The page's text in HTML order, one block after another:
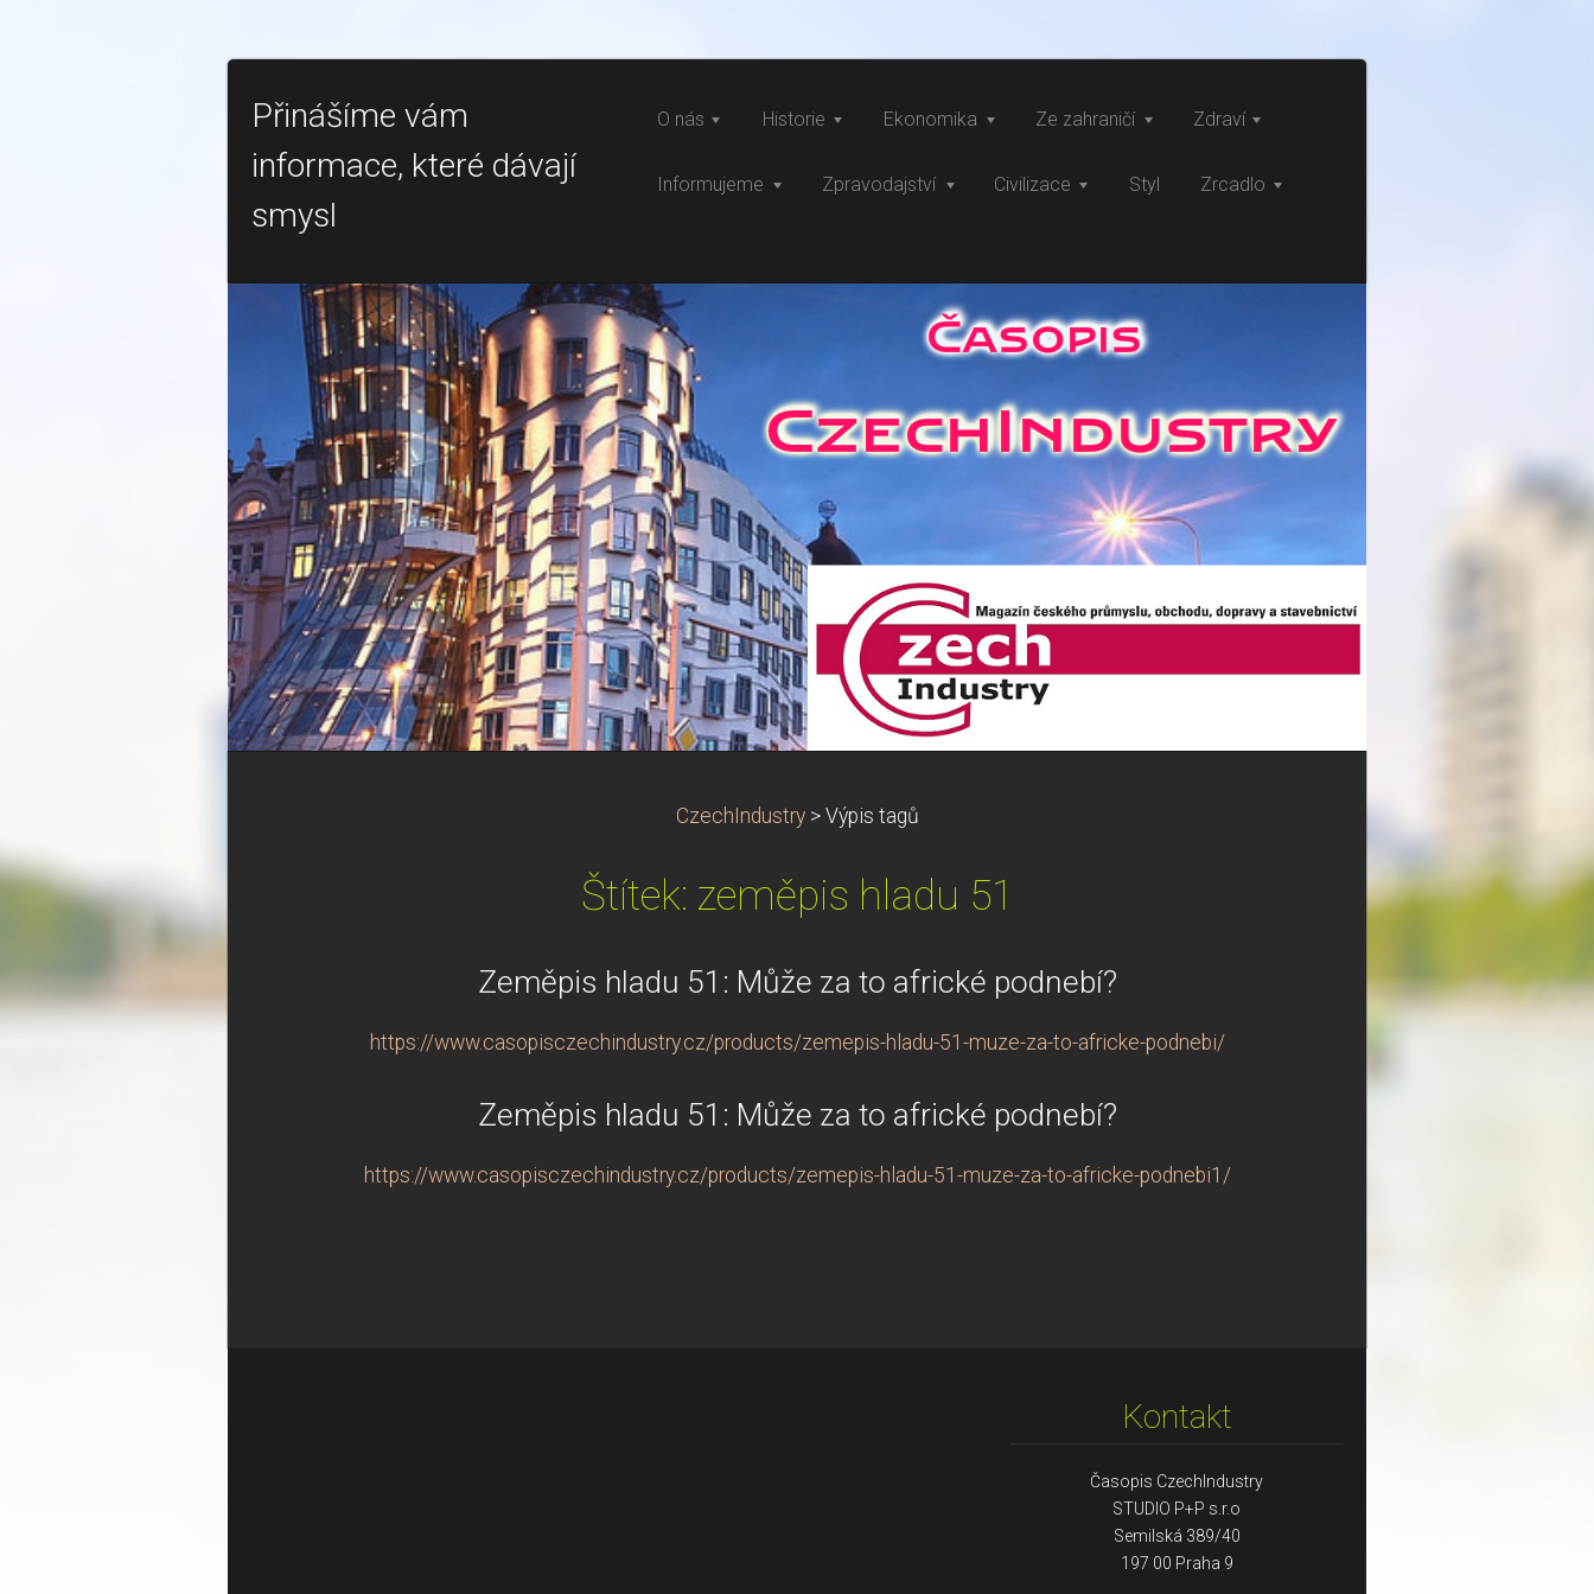
Přinášíme vám
informace, které dávají
smysl
O nás Historie Ekonomika Ze zahraničí Zdraví
Informujeme Zpravodajství Civilizace Styl Zrcadlo
CzechIndustry > Výpis tagů
Štítek: zeměpis hladu 51
Zeměpis hladu 51: Může za to africké podnebí?
https://www.casopisczechindustry.cz/products/zemepis-hladu-51-muze-za-to-africke-podnebi/
Zeměpis hladu 51: Může za to africké podnebí?
https://www.casopisczechindustry.cz/products/zemepis-hladu-51-muze-za-to-africke-podnebi1/
Kontakt
Časopis CzechIndustry
STUDIO P+P s.r.o
Semilská 389/40
197 00 Praha 9